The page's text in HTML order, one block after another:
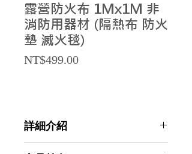
露營防火布 1Mx1M 非
消防用器材 (隔熱布 防火
墊 滅火毯)
NT$499.00Price
詳細介紹